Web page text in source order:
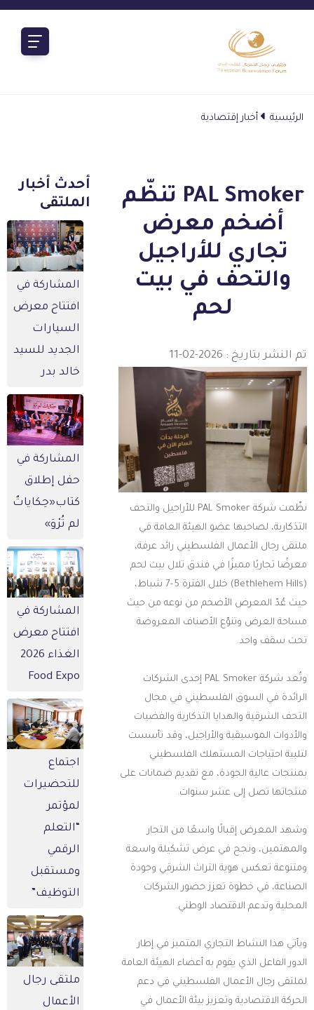
الرئيسية أخبار إقتصادية
PAL Smoker تنظّم
أضخم معرض
تجاري للأراجيل
والتحف في بيت
لحم
النشر بتاريخ : 2026-02-11
نظّمت شركة PAL Smoker للأراجيل والتحف
لصاحبها عضو الهيئة العامة في
رجال الأعمال الفلسطيني رائد عرفة،
تجاريًا مميزًا في فندق تلال بيت لحم
(Bethlehem Hills) خلال الفترة 5–7 شباط،
عُدّ المعرض الأضخم من نوعه من حيث
العرض وتنوّع الأصناف المعروضة
سقف واحد.
وتُعد شركة PAL Smoker إحدى الشركات
في السوق الفلسطيني في مجال
الشرقية والهدايا التذكارية والفضيات
الموسيقية والأراجيل، وقد تأسست
احتياجات المستهلك الفلسطيني
عالية الجودة، مع تقديم ضمانات على
تصل إلى عشر سنوات.
المعرض إقبالًا واسعًا من التجار
ونجح في عرض تشكيلة واسعة
تعكس هوية التراث الشرقي وجودة
في خطوة تعزز حضور الشركات
وتدعم الاقتصاد الوطني.
هذا النشاط التجاري المتميز في إطار
الفاعل الذي يقوم به أعضاء الهيئة العامة
رجال الأعمال الفلسطيني في دعم
الاقتصادية وتعزيز بيئة الأعمال في
أحدث أخبار
الملتقى
المشاركة في
افتتاح معرض
السيارات
الجديد للسيد
خالد بدر
المشاركة في
حفل إطلاق
كتاب«حِكاياتٌ
لم تُرْوَ»
المشاركة في
افتتاح معرض
الغذاء 2026
Food Expo
اجتماع
للتحضيرات
لمؤتمر
“التعلم
الرقمي
ومستقبل
التوظيف”
ملتقى رجال
الأعمال